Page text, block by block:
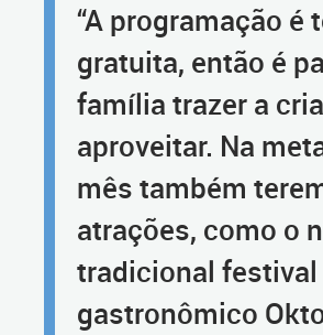
“A programação é
gratuita, então é
família trazer a
aproveitar. Na
mês também
atrações, como o
tradicional festival
gastronômico